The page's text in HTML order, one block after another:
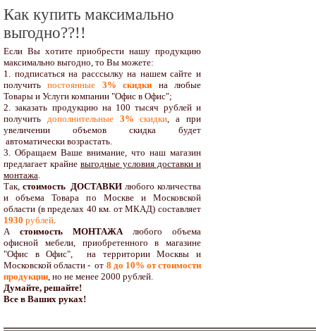
Как купить максимально
выгодно??!!
Если Вы хотите приобрести нашу продукцию
максимально выгодно, то Вы можете:
1. подписаться на расссылку на нашем сайте и
получитьпостоянные 3% скидки на любые
Товары и Услуги компании "Офис в Офис";
2. заказать продукцию на 100 тысяч рублей и
получить дополнительные3% скидки, а при
увеличении объемов скидка будет
автоматически возрастать.
3. Обращаем Ваше внимание, что наш магазин
предлагает крайне выгодные условия доставки и
монтажа.
Так, стоимость ДОСТАВКИлюбого количества
и объема Товара по Москве и Московской
области (в пределах 40 км. от МКАД) составляет
1930 рублей.
А стоимость МОНТАЖАлюбого объема
офисной мебели, приобретенного в магазине
"Офис в Офис", на территории Москвы и
Московской области - от 8 до 10% от стоимости
продукции, но не менее 2000 рублей.
Думайте, решайте!
Все в Ваших руках!